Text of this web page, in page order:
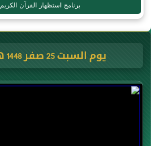
برنامج استظهار القرآن الكريم
يوم السبت 25 صفر 1448 هجرية